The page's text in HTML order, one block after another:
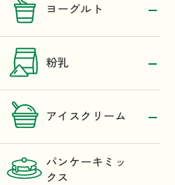
ヨーグルト
粉乳
アイスクリーム
パンケーキミッ
クス